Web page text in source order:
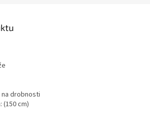
drobnosti
cm)